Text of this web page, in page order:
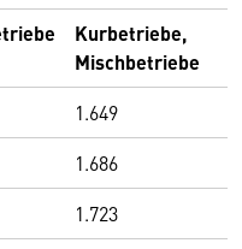
Kurbetriebe,
Mischbetriebe
1.649
1.686
1.723